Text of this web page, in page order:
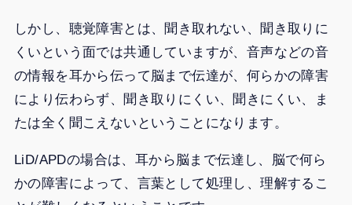
しかし、聴覚障害とは、聞き取れない、聞き取りに
くいという面では共通していますが、音声などの音
の情報を耳から伝って脳まで伝達が、何らかの障害
により伝わらず、聞き取りにくい、聞きにくい、ま
たは全く聞こえないということになります。
LiD/APDの場合は、耳から脳まで伝達し、脳で何ら
かの障害によって、言葉として処理し、理解するこ